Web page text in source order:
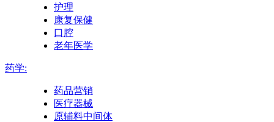
护理
康复保健
口腔
老年医学
药学:
药品营销
医疗器械
原辅料中间体